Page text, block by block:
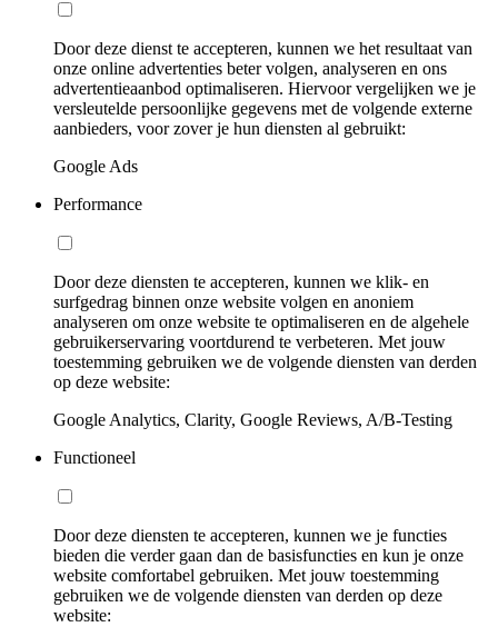
Door deze dienst te accepteren, kunnen we het resultaat van
onze online advertenties beter volgen, analyseren en ons
advertentieaanbod optimaliseren. Hiervoor vergelijken we je
versleutelde persoonlijke gegevens met de volgende externe
aanbieders, voor zover je hun diensten al gebruikt:
Google Ads
Performance
Door deze diensten te accepteren, kunnen we klik- en
surfgedrag binnen onze website volgen en anoniem
analyseren om onze website te optimaliseren en de algehele
gebruikerservaring voortdurend te verbeteren. Met jouw
toestemming gebruiken we de volgende diensten van derden
op deze website:
Google Analytics, Clarity, Google Reviews, A/B-Testing
Functioneel
Door deze diensten te accepteren, kunnen we je functies
bieden die verder gaan dan de basisfuncties en kun je onze
website comfortabel gebruiken. Met jouw toestemming
gebruiken we de volgende diensten van derden op deze
website: